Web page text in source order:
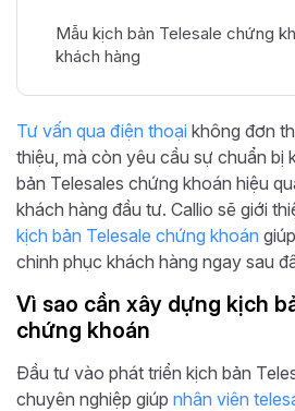
Mẫu kịch bản Telesale chứng
khách hàng
Tư vấn qua điện thoại không đơn
thiệu, mà còn yêu cầu sự chuẩn bị
bản Telesales chứng khoán hiệu
khách hàng đầu tư. Callio sẽ giới
kịch bản Telesale chứng khoán
chinh phục khách hàng ngay sau
Vì sao cần xây dựng kịch
chứng khoán
Đầu tư vào phát triển kịch bản
chuyên nghiệp giúp nhân viên